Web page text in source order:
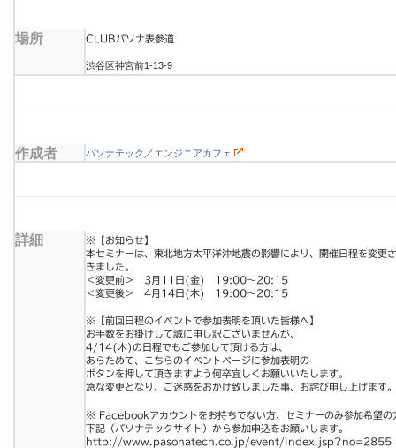
場所 CLUBパソナ表参道
渋谷区神宮前1-13-9
作成者 パソナテック／エンジニアカフェ
詳細
※【お知らせ】
本セミナーは、東北地方太平洋沖地震の影響により、開催日程を変更
きました。
＜変更前＞ 3月11日(金) 19:00～20:15
＜変更後＞ 4月14日(木) 19:00～20:15
※【前回日程のイベントで参加表明を頂いた皆様へ】
お手数をお掛けして誠に申し訳ございませんが、
4/14(木)の日程でもご参加して頂ける方は、
あらためて、こちらのイベントページに参加表明の
ボタンを押して頂きますよう何卒宜しくお願いいたします。
急な変更となり、ご迷惑をおかけ致しました事、お詫び申 し上げます。
※ Facebookアカウントをお持ちでない方、セミナーのみ参加希望の
下記（パソナテックサイト）から参加申込をお願いします。
http://www.pasonatech.co.jp/event/index.jsp?no=2855